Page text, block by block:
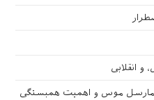
و انقلابی
مارسل موس و اهمیت همبستگی